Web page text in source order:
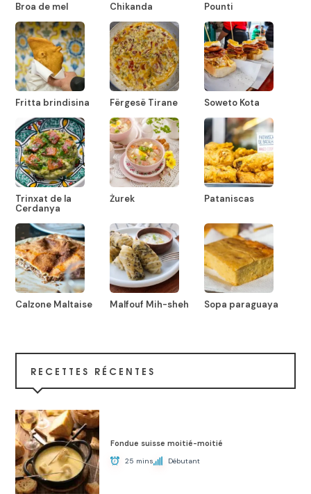
Broa de mel Chikanda Pounti
Fritta brindisina Fërgesë Tirane Soweto Kota
Trinxat de la
Cerdanya
Żurek Pataniscas
Calzone Maltaise Malfouf Mih-sheh Sopa paraguaya
RECETTES RÉCENTES
Fondue suisse moitié-moitié
25 mins Débutant